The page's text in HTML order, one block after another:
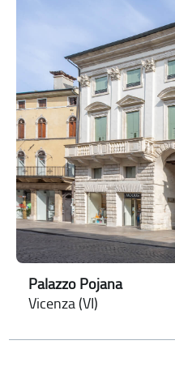
Palazzo Pojana
Vicenza (VI)